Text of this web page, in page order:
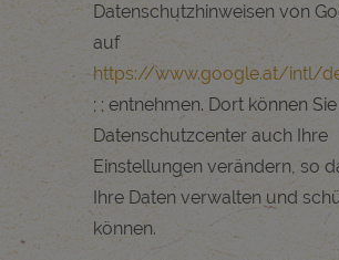
Datenschutzhinweisen von
auf
https://www.google.at/intl/
; ; entnehmen. Dort können
Datenschutzcenter auch Ihre
Einstellungen verändern, so
Ihre Daten verwalten und
können.